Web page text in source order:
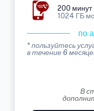
200 минут
1024 ГБ
по
* пользуйтесь
в течение 6
В